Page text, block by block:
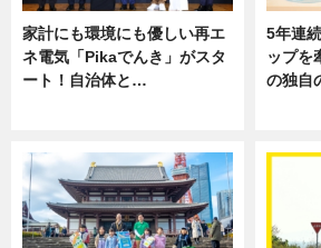
家計にも環境にも優しい再エ
ネ電気「Pikaでんき」がスタ
ート！自治体と…
5年連
ップを
の独自